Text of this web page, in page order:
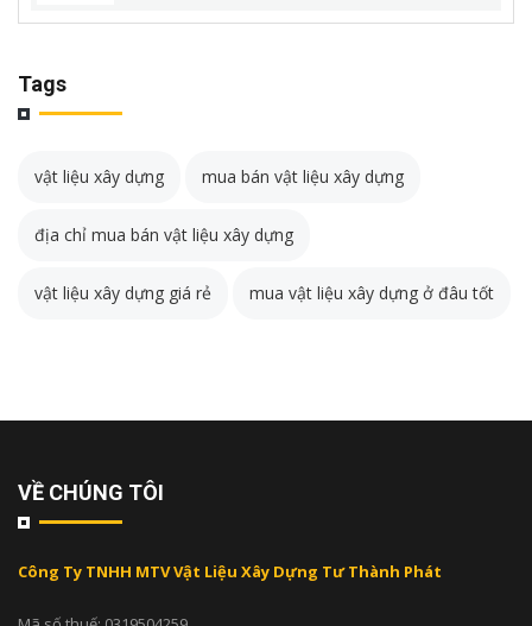
Tags
vật liệu xây dựng mua bán vật liệu xây dựng
địa chỉ mua bán vật liệu xây dựng
vật liệu xây dựng giá rẻ mua vật liệu xây dựng ở đâu tốt
VỀ CHÚNG TÔI
Công Ty TNHH MTV Vật Liệu Xây Dựng Tư Thành Phát